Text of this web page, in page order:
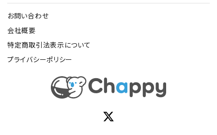
お問い合わせ
会社概要
特定商取引法表示について
プライバシーポリシー